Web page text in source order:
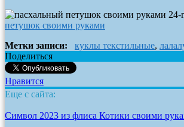
петушок своими руками
Метки записи:
куклы текстильные,
Поделиться
Нравится
Еще с сайта:
Символ 2023 из флиса Котики своими